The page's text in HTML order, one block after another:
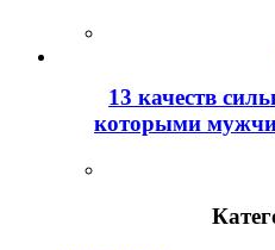
13 качеств
которыми